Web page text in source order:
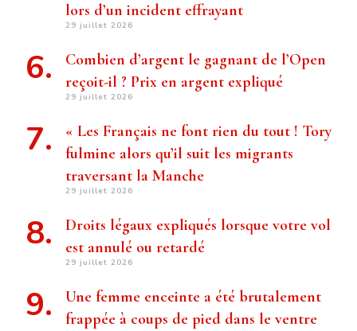
lors d’un incident effrayant
29 juillet 2026
Combien d’argent le gagnant de l’Open
reçoit-il ? Prix ​​en argent expliqué
29 juillet 2026
« Les Français ne font rien du tout ! Tory
fulmine alors qu’il suit les migrants
traversant la Manche
29 juillet 2026
Droits légaux expliqués lorsque votre vol
est annulé ou retardé
29 juillet 2026
Une femme enceinte a été brutalement
frappée à coups de pied dans le ventre